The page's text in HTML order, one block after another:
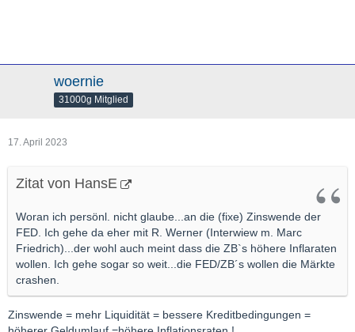
woernie
31000g Mitglied
17. April 2023
Zitat von HansE
Woran ich persönl. nicht glaube...an die (fixe) Zinswende der
FED. Ich gehe da eher mit R. Werner (Interwiew m. Marc
Friedrich)...der wohl auch meint dass die ZB`s höhere Inflaraten
wollen. Ich gehe sogar so weit...die FED/ZB´s wollen die Märkte
crashen.
Zinswende = mehr Liquidität = bessere Kreditbedingungen =